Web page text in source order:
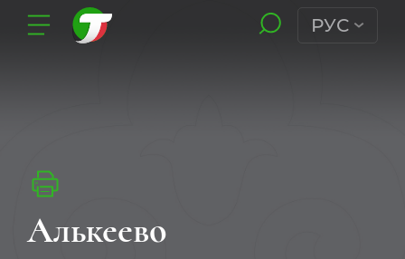
РУС
Алькеево